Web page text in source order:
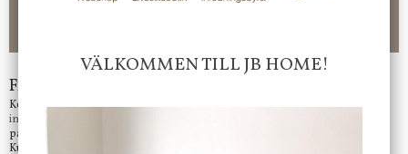
Frågor?
Kontakta oss på
info@jbhome.se
på mail så fort vi kan.
Kundtjänst telefontid öppet vardagar mellan 10.00 - 15.00
VÄLKOMMEN TILL JB HOME!